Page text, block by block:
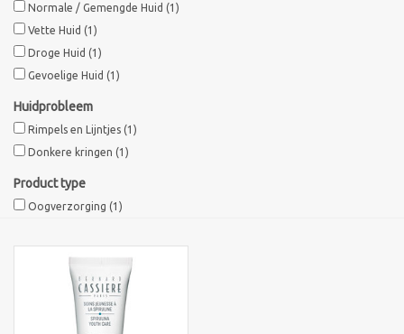
Nieuw !!
Mila d'Opiz
Bernard cassiere
Pascaud
Fusion Meso
Normale / Gemengde Huid (1)
Vette Huid (1)
Droge Huid (1)
Gevoelige Huid (1)
Huidprobleem
Rimpels en Lijntjes (1)
Donkere kringen (1)
Product type
Oogverzorging (1)